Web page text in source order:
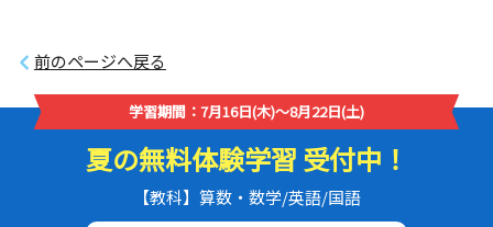
前のページへ戻る
学習期間：7月16日(木)～8月22日(土)
夏の無料体験学習 受付中！
【教科】算数・数学/英語/国語